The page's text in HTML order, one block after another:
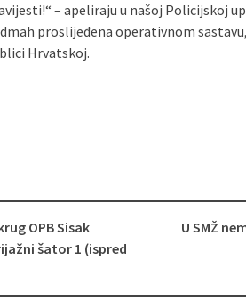
– apeliraju u našoj Policijskoj
proslijeđena operativnom
Hrvatskoj.
OPB Sisak
šator 1 (ispred
U SMŽ